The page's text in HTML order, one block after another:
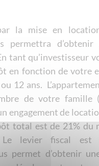
la mise en
permettra d’obtenir
tant qu’investisseur
en fonction de votre
12 ans.
de votre famille
engagement de
total est de 21% du
Le levier fiscal
permet d’obtenir